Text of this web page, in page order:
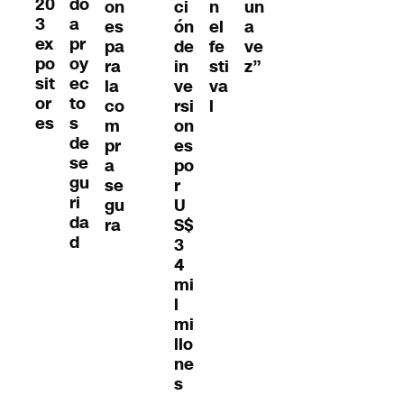
3
ex
po
sit
or
es
a
pr
oy
ec
to
s
de
se
gu
ri
da
d
on
es
pa
ra
la
co
m
pr
a
se
gu
ra
ci
ón
de
in
ve
rsi
on
es
po
r
U
S$
3
4
mi
l
mi
llo
ne
s
n
el
fe
sti
va
l
un
a
ve
z”